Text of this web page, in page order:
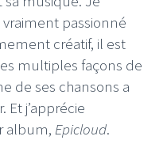
passionné
créatif, il est
multiples façons de
de ses chansons a
j’apprécie
album, Epicloud.